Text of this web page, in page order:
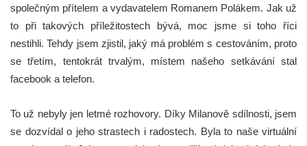
společným přítelem a vydavatelem Romanem Polákem. Jak už
to při takových příležitostech bývá, moc jsme si toho říci
nestihli. Tehdy jsem zjistil, jaký má problém s cestováním, proto
se třetím, tentokrát trvalým, místem našeho setkávání stal
facebook a telefon.
To už nebyly jen letmé rozhovory. Díky Milanově sdílnosti, jsem
se dozvídal o jeho strastech i radostech. Byla to naše virtuální